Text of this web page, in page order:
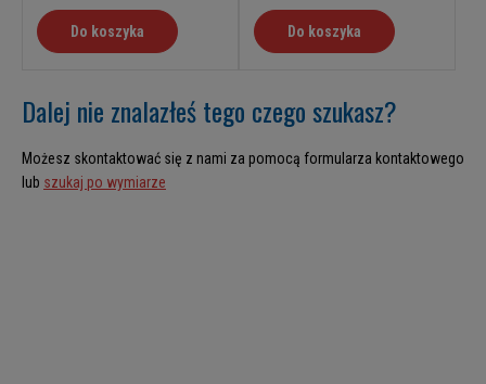
Do koszyka Do koszyka
Dalej nie znalazłeś tego czego szukasz?
Możesz skontaktować się z nami za pomocą formularza kontaktowego
lub szukaj po wymiarze